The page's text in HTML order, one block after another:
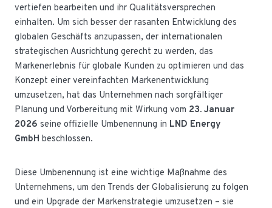
vertiefen bearbeiten und ihr Qualitätsversprechen
einhalten. Um sich besser der rasanten Entwicklung des
globalen Geschäfts anzupassen, der internationalen
strategischen Ausrichtung gerecht zu werden, das
Markenerlebnis für globale Kunden zu optimieren und das
Konzept einer vereinfachten Markenentwicklung
umzusetzen, hat das Unternehmen nach sorgfältiger
Planung und Vorbereitung mit Wirkung vom 23. Januar
2026 seine offizielle Umbenennung in LND Energy
GmbH beschlossen.
Diese Umbenennung ist eine wichtige Maßnahme des
Unternehmens, um den Trends der Globalisierung zu folgen
und ein Upgrade der Markenstrategie umzusetzen – sie